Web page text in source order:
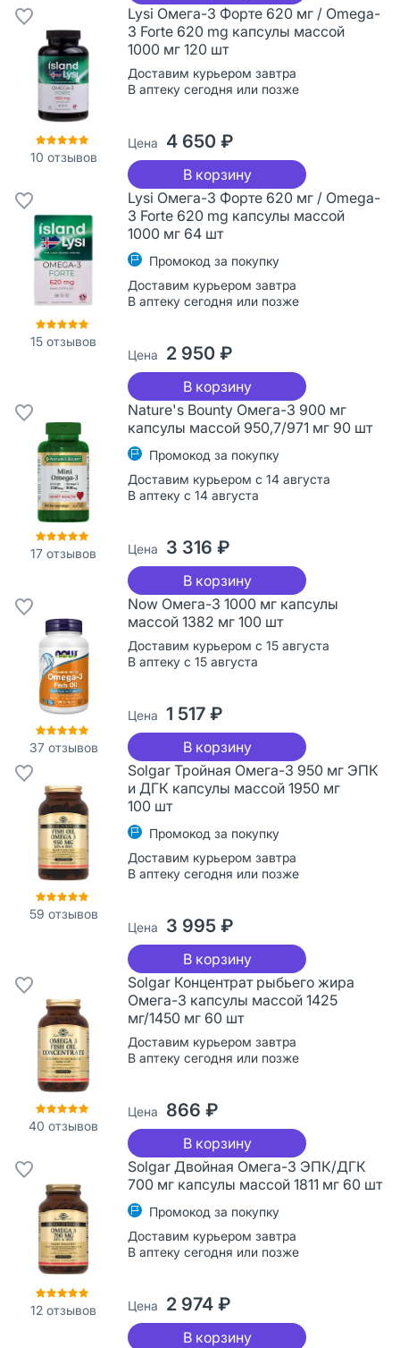
10 отзывов
Lysi Омега-3 Форте 620 мг / Omega-
3 Forte 620 mg капсулы массой
1000 мг 120 шт
Доставим курьером завтра
В аптеку сегодня или позже
Цена 4 650 ₽
В корзину
15 отзывов
Lysi Омега-3 Форте 620 мг / Omega-
3 Forte 620 mg капсулы массой
1000 мг 64 шт
Промокод за покупку
Доставим курьером завтра
В аптеку сегодня или позже
Цена 2 950 ₽
В корзину
17 отзывов
Nature's Bounty Омега-3 900 мг
капсулы массой 950,7/971 мг 90 шт
Промокод за покупку
Доставим курьером с 14 августа
В аптеку с 14 августа
Цена 3 316 ₽
В корзину
37отзывов
Now Омега-3 1000 мг капсулы
массой 1382 мг 100 шт
Доставим курьером с 15 августа
В аптеку с 15 августа
Цена 1 517 ₽
В корзину
59 отзывов
Solgar Тройная Омега-3 950 мг ЭПК
и ДГК капсулы массой 1950 мг
100 шт
Промокод за покупку
Доставим курьером завтра
В аптеку сегодня или позже
Цена 3 995 ₽
В корзину
40 отзывов
Solgar Концентрат рыбьего жира
Омега-3 капсулы массой 1425
мг/1450 мг 60 шт
Доставим курьером завтра
В аптеку сегодня или позже
Цена 866 ₽
В корзину
12 отзывов
Solgar Двойная Омега-3 ЭПК/ДГК
700 мг капсулы массой 1811 мг 60 шт
Промокод за покупку
Доставим курьером завтра
В аптеку сегодня или позже
Цена 2 974 ₽
В корзину